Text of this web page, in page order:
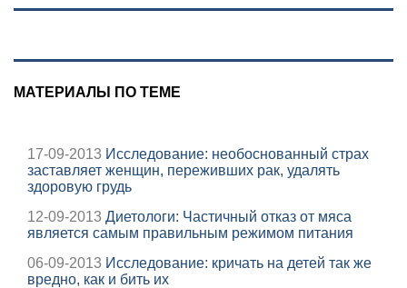
06/08/2026 –
МАТЕРИАЛЫ ПО ТЕМЕ
17-09-2013 Исследование: необоснованный страх
заставляет женщин, переживших рак, удалять
здоровую грудь
12-09-2013 Диетологи: Частичный отказ от мяса
является самым правильным режимом питания
06-09-2013 Исследование: кричать на детей так же
вредно, как и бить их